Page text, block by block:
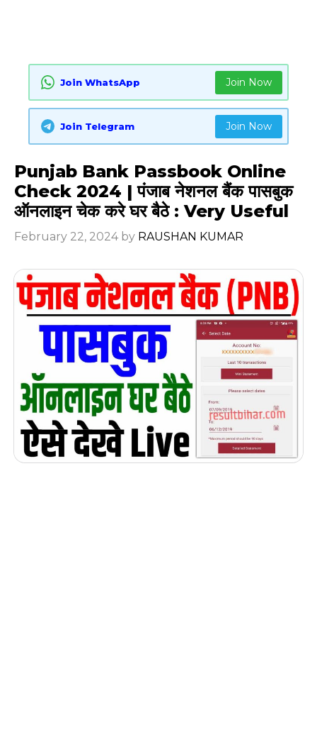
Join WhatsApp Join Now
Join Telegram Join Now
Punjab Bank Passbook Online
Check 2024 | पंजाब नेशनल बैंक पासबुक
ऑनलाइन चेक करे घर बैठे : Very Useful
February 22, 2024 by RAUSHAN KUMAR